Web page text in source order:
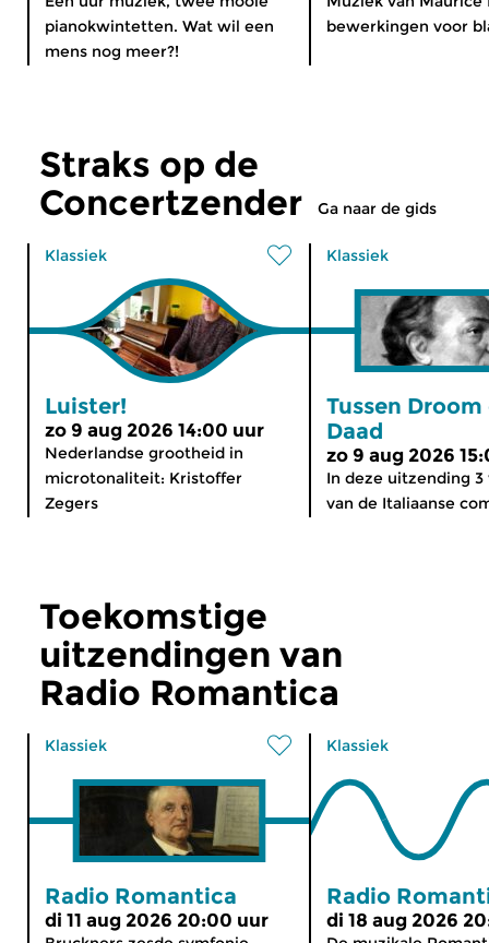
pianokwintetten. Wat wil een
mens nog meer?!
bewerkingen voor
Straks op de
Concertzender
Ga naar de gids
Klassiek
Luister!
zo 9 aug 2026 14:00 uur
Nederlandse grootheid in
microtonaliteit: Kristoffer
Zegers
Klassiek
Tussen Droom
Daad
zo 9 aug 2026
In deze uitzending
van de Italiaanse
Toekomstige
uitzendingen van
Radio Romantica
Klassiek
Radio Romantica
di 11 aug 2026 20:00 uur
Klassiek
Radio
di 18 aug 2026